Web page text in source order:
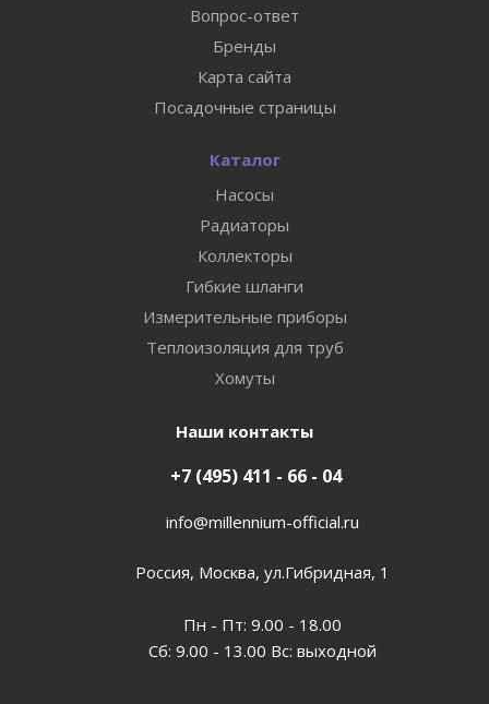
Вопрос-ответ
Бренды
Карта сайта
Посадочные страницы
Каталог
Насосы
Радиаторы
Коллекторы
Гибкие шланги
Измерительные приборы
Теплоизоляция для труб
Хомуты
Наши контакты
+7 (495) 411 - 66 - 04
info@millennium-official.ru
Россия, Москва, ул.Гибридная, 1
Пн - Пт: 9.00 - 18.00
Сб: 9.00 - 13.00 Вс: выходной